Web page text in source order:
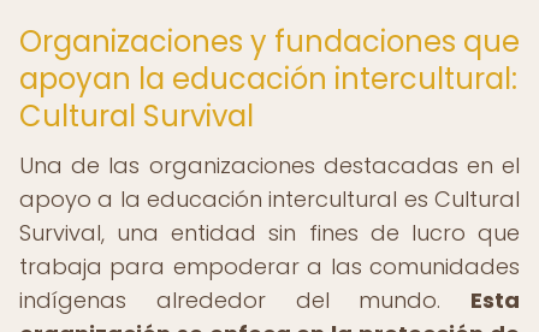
Organizaciones y fundaciones que
apoyan la educación intercultural:
Cultural Survival
Una de las organizaciones destacadas en el
apoyo a la educación intercultural es Cultural
Survival, una entidad sin fines de lucro que
trabaja para empoderar a las comunidades
indígenas alrededor del mundo. Esta